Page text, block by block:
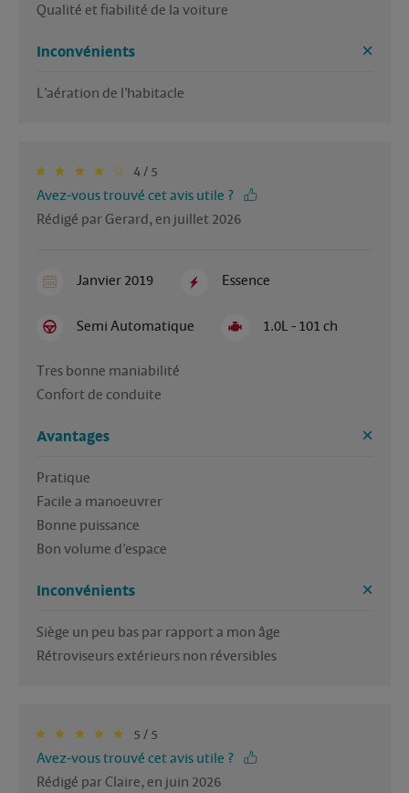
Qualité et fiabilité de la voiture
Inconvénients
L’aération de l’habitacle
4 / 5
Avez-vous trouvé cet avis utile ?
Rédigé par Gerard, en juillet 2026
Janvier 2019 Essence
Semi Automatique 1.0L - 101 ch
Tres bonne maniabilité
Confort de conduite
Avantages
Pratique
Facile a manoeuvrer
Bonne puissance
Bon volume d’espace
Inconvénients
Siège un peu bas par rapport a mon âge
Rétroviseurs extérieurs non réversibles
5 / 5
Avez-vous trouvé cet avis utile ?
Rédigé par Claire, en juin 2026